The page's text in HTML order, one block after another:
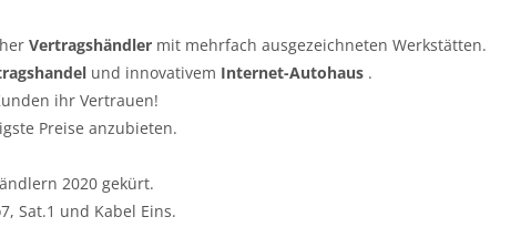
Vertragshändler mit mehrfach ausgezeichneten Werkstätten.
und innovativem Internet-Autohaus .
ihr Vertrauen!
Preise anzubieten.
2020 gekürt.
Sat.1 und Kabel Eins.